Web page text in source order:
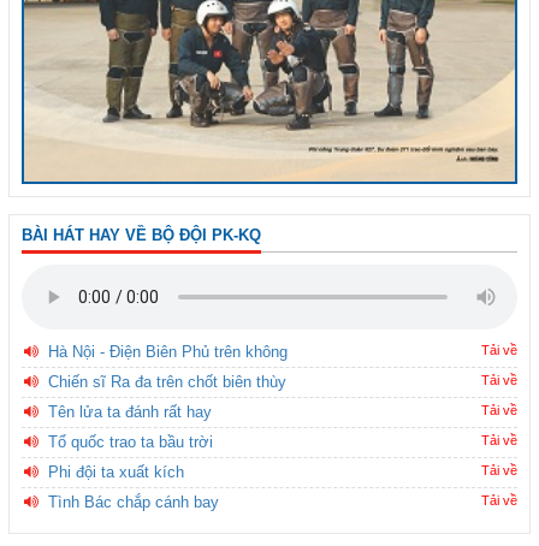
BÀI HÁT HAY VỀ BỘ ĐỘI PK-KQ
Hà Nội - Điện Biên Phủ trên không Tải về
Chiến sĩ Ra đa trên chốt biên thùy Tải về
Tên lửa ta đánh rất hay Tải về
Tổ quốc trao ta bầu trời Tải về
Phi đội ta xuất kích Tải về
Tình Bác chắp cánh bay Tải về